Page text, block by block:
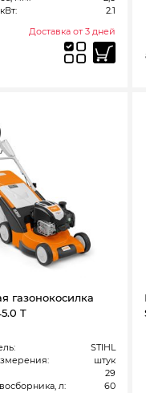
2.1
Доставка от 3 дней
газонокосилка
T
STIHL
штук
29
л:
60